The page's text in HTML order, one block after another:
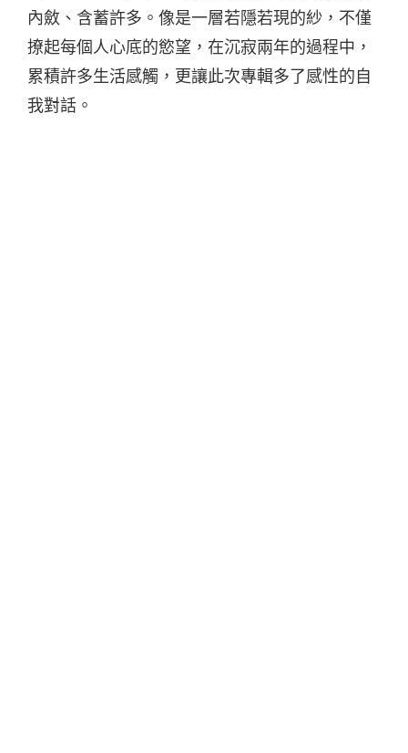
內斂、含蓄許多。像是一層若隱若現的紗，不僅
撩起每個人心底的慾望，在沉寂兩年的過程中，
累積許多生活感觸，更讓此次專輯多了感性的自
我對話。